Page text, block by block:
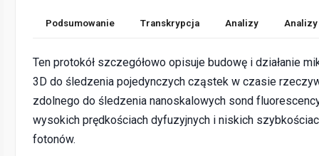
Podsumowanie Transkrypcja Analizy
Ten protokół szczegółowo opisuje budowę i działanie
3D do śledzenia pojedynczych cząstek w czasie
zdolnego do śledzenia nanoskalowych sond
wysokich prędkościach dyfuzyjnych i niskich
fotonów.